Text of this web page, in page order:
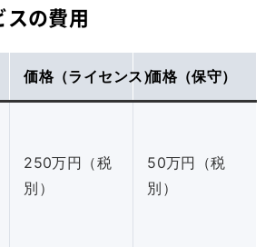
スの費用
価格（ライセンス）価格（保守）
250万円（税
別）
50万円（税
別）